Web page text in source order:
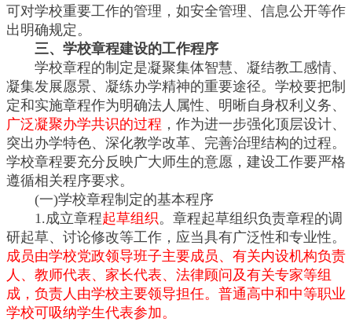
可对学校重要工作的管理，如安全管理、信息公开等作
出明确规定。
三、学校章程建设的工作程序
学校章程的制定是凝聚集体智慧、凝结教工感情、
凝集发展愿景、凝练办学精神的重要途径。学校要把制
定和实施章程作为明确法人属性、明晰自身权利义务、
广泛凝聚办学共识的过程 ，作为进一步强化顶层设计、
突出办学特色、深化教学改革、完善治理结构的过程。
学校章程要充分反映广大师生的意愿，建设工作要严格
遵循相关程序要求。
(一)学校章程制定的基本程序
1.成立章程起草组织。章程起草组织负责章程的调
研起草、讨论修改等工作，应当具有广泛性和专业性。
成员由学校党政领导班子主要成员、有关内设机构负责
人、教师代表、家长代表、法律顾问及有关专家等组
成，负责人由学校主要领导担任。普通高中和中等职业
学校可吸纳学生代表参加。